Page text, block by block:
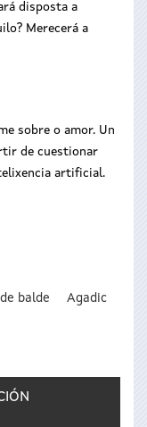
disposta a
Merecerá a
sobre o amor. Un
de cuestionar
artificial.
balde Agadic